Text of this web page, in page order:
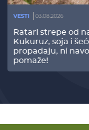
VESTI 03.08.2026
Ratari strepe od
Kukuruz, soja i
propadaju, ni
pomaže!